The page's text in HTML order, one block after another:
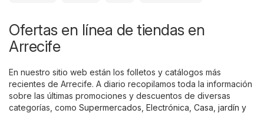
Ofertas en línea de tiendas en
Arrecife
En nuestro sitio web están los folletos y catálogos más
recientes de Arrecife. A diario recopilamos toda la información
sobre las últimas promociones y descuentos de diversas
categorías, como Supermercados Electrónica Casa, jardín y